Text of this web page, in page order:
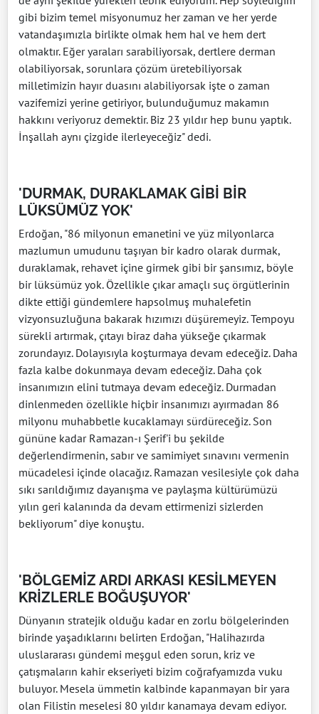
gibi bizim temel misyonumuz her zaman ve her yerde
vatandaşımızla birlikte olmak hem hal ve hem dert
olmaktır. Eğer yaraları sarabiliyorsak, dertlere derman
olabiliyorsak, sorunlara çözüm üretebiliyorsak
milletimizin hayır duasını alabiliyorsak işte o zaman
vazifemizi yerine getiriyor, bulunduğumuz makamın
hakkını veriyoruz demektir. Biz 23 yıldır hep bunu yaptık.
İnşallah aynı çizgide ilerleyeceğiz" dedi.
'DURMAK, DURAKLAMAK GİBİ BİR
LÜKSÜMÜZ YOK'
Erdoğan, "86 milyonun emanetini ve yüz milyonlarca
mazlumun umudunu taşıyan bir kadro olarak durmak,
duraklamak, rehavet içine girmek gibi bir şansımız, böyle
bir lüksümüz yok. Özellikle çıkar amaçlı suç örgütlerinin
dikte ettiği gündemlere hapsolmuş muhalefetin
vizyonsuzluğuna bakarak hızımızı düşüremeyiz. Tempoyu
sürekli artırmak, çıtayı biraz daha yükseğe çıkarmak
zorundayız. Dolayısıyla koşturmaya devam edeceğiz. Daha
fazla kalbe dokunmaya devam edeceğiz. Daha çok
insanımızın elini tutmaya devam edeceğiz. Durmadan
dinlenmeden özellikle hiçbir insanımızı ayırmadan 86
milyonu muhabbetle kucaklamayı sürdüreceğiz. Son
gününe kadar Ramazan-ı Şerif'i bu şekilde
değerlendirmenin, sabır ve samimiyet sınavını vermenin
mücadelesi içinde olacağız. Ramazan vesilesiyle çok daha
sıkı sarıldığımız dayanışma ve paylaşma kültürümüzü
yılın geri kalanında da devam ettirmenizi sizlerden
bekliyorum" diye konuştu.
'BÖLGEMİZ ARDI ARKASI KESİLMEYEN
KRİZLERLE BOĞUŞUYOR'
Dünyanın stratejik olduğu kadar en zorlu bölgelerinden
birinde yaşadıklarını belirten Erdoğan, "Halihazırda
uluslararası gündemi meşgul eden sorun, kriz ve
çatışmaların kahir ekseriyeti bizim coğrafyamızda vuku
buluyor. Mesela ümmetin kalbinde kapanmayan bir yara
olan Filistin meselesi 80 yıldır kanamaya devam ediyor.